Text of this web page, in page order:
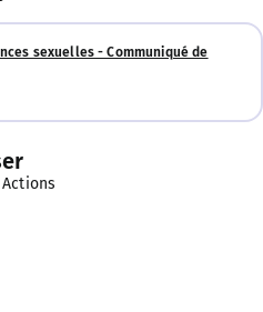
sexuelles - Communiqué de
Actions